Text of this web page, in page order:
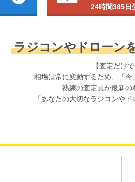
24時間365日
ラジコンやドローン
【査定だけで
相場は常に変動するため、「
熟練の査定員が最新の
「あなたの大切なラジコンや